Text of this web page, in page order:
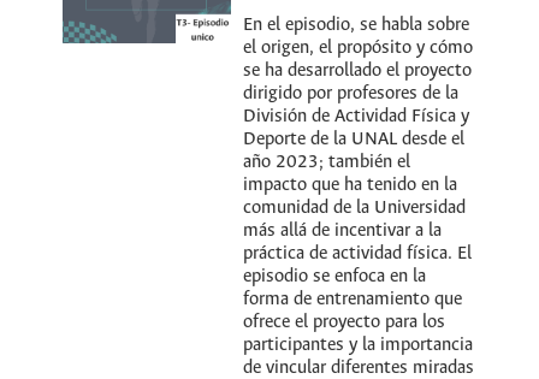
En el episodio, se habla sobre
el origen, el propósito y cómo
se ha desarrollado el proyecto
dirigido por profesores de la
División de Actividad Física y
Deporte de la UNAL desde el
año 2023; también el
impacto que ha tenido en la
comunidad de la Universidad
más allá de incentivar a la
práctica de actividad física. El
episodio se enfoca en la
forma de entrenamiento que
ofrece el proyecto para los
participantes y la importancia
de vincular diferentes miradas